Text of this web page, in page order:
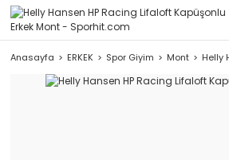
Anasayfa ERKEK Spor Giyim Mont Helly